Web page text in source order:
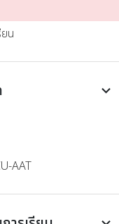
น
keyboard_arrow_down
AAT